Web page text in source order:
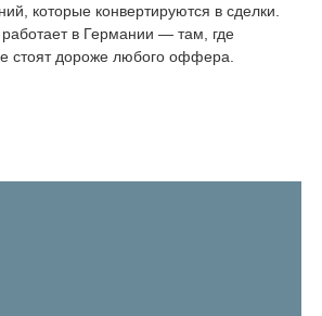
которые конвертируются в сделки.
в Германии — там, где
стоят дороже любого оффера.